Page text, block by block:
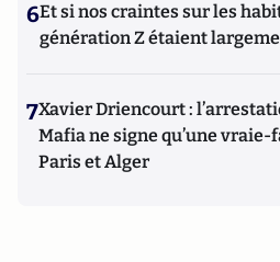
6Et si nos craintes sur les
génération Z étaient
7Xavier Driencourt :
Mafia ne signe qu’une
Paris et Alger